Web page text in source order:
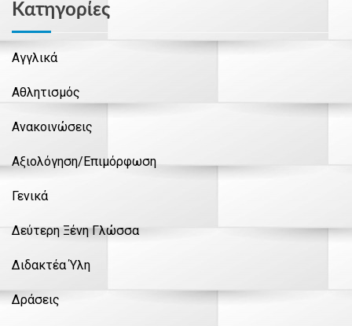
Kατηγορίες
Αγγλικά
Αθλητισμός
Ανακοινώσεις
Αξιολόγηση/Επιμόρφωση
Γενικά
Δεύτερη Ξένη Γλώσσα
Διδακτέα Ύλη
Δράσεις